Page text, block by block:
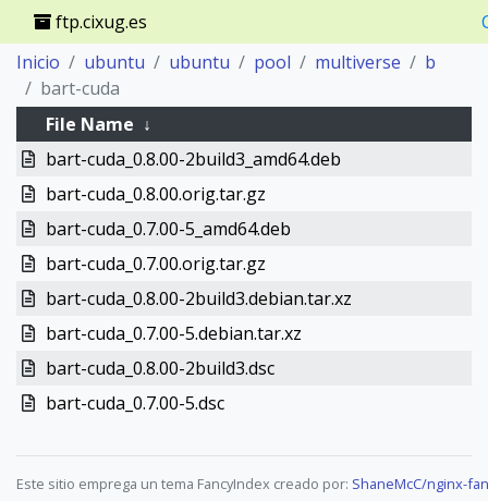
ftp.cixug.es
Inicio
ubuntu ubuntu pool multiverse
b
bart-cuda
File Name ↓
bart-cuda_0.8.00-2build3_amd64.deb
bart-cuda_0.8.00.orig.tar.gz
bart-cuda_0.7.00-5_amd64.deb
bart-cuda_0.7.00.orig.tar.gz
bart-cuda_0.8.00-2build3.debian.tar.xz
bart-cuda_0.7.00-5.debian.tar.xz
bart-cuda_0.8.00-2build3.dsc
bart-cuda_0.7.00-5.dsc
Este sitio emprega un tema FancyIndex creado por: ShaneMcC/nginx-